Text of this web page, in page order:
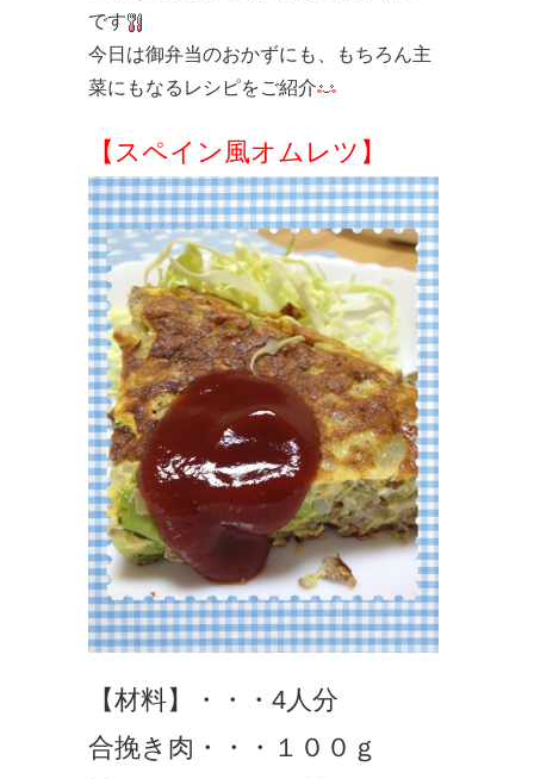
です
今日は御弁当のおかずにも、もちろん主
菜にもなるレシピをご紹介
【スペイン風オムレツ】
【材料】・・・4人分
合挽き肉・・・１００ｇ